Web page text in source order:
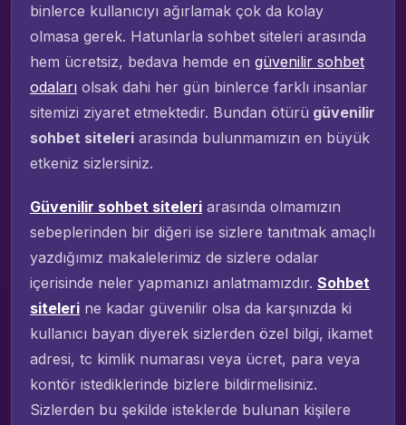
binlerce kullanıcıyı ağırlamak çok da kolay
olmasa gerek. Hatunlarla sohbet siteleri arasında
hem ücretsiz, bedava hemde en güvenilir sohbet
odaları olsak dahi her gün binlerce farklı insanlar
sitemizi ziyaret etmektedir. Bundan ötürü güvenilir
sohbet siteleri arasında bulunmamızın en büyük
etkeniz sizlersiniz.
Güvenilir sohbet siteleri arasında olmamızın
sebeplerinden bir diğeri ise sizlere tanıtmak amaçlı
yazdığımız makalelerimiz de sizlere odalar
içerisinde neler yapmanızı anlatmamızdır. Sohbet
siteleri ne kadar güvenilir olsa da karşınızda ki
kullanıcı bayan diyerek sizlerden özel bilgi, ikamet
adresi, tc kimlik numarası veya ücret, para veya
kontör istediklerinde bizlere bildirmelisiniz.
Sizlerden bu şekilde isteklerde bulunan kişilere